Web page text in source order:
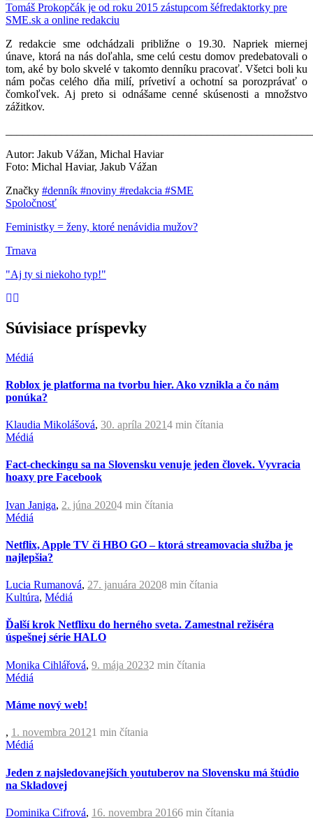
Tomáš Prokopčák je od roku 2015 zástupcom šéfredaktorky pre
SME.sk a online redakciu
Z redakcie sme odchádzali približne o 19.30. Napriek miernej
únave, ktorá na nás doľahla, sme celú cestu domovpredebatovali o
tom, aké by bolo skvelé v takomto denníku pracovať. Všetci boli ku
nám počas celého dňa milí, prívetiví a ochotní sa porozprávať o
čomkoľvek. Aj preto si odnášame cenné skúsenosti a množstvo
zážitkov.
Autor: Jakub Vážan, Michal Haviar
Foto: Michal Haviar, Jakub Vážan
Značky #denník #noviny #redakcia #SME
Spoločnosť
Feministky = ženy, ktoré nenávidia mužov?
Trnava
"Aj ty si niekoho typ!"
Súvisiace príspevky
Médiá
Roblox je platforma na tvorbu hier. Ako vznikla a čo nám
ponúka?
Klaudia Mikolášová, 30. apríla 20214 min čítania
Médiá
Fact-checkingu sa na Slovensku venuje jeden človek. Vyvracia
hoaxy pre Facebook
Ivan Janiga, 2. júna 20204 min čítania
Médiá
Netflix, Apple TV či HBO GO – ktorá streamovacia služba je
najlepšia?
Lucia Rumanová, 27. januára 20208 min čítania
Kultúra, Médiá
Ďalší krok Netflixu do herného sveta. Zamestnal režiséra
úspešnej série HALO
Monika Cihlářová, 9. mája 20232 min čítania
Médiá
Máme nový web!
, 1. novembra 20121 min čítania
Médiá
Jeden z najsledovanejších youtuberov na Slovensku má štúdio
na Skladovej
Dominika Cifrová, 16. novembra 20166 min čítania